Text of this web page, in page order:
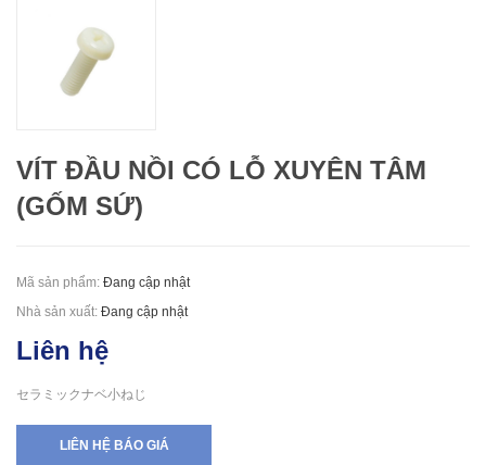
VÍT ĐẦU NỒI CÓ LỖ XUYÊN TÂM
(GỐM SỨ)
Mã sản phẩm: Đang cập nhật
Nhà sản xuất: Đang cập nhật
Liên hệ
セラミックナベ小ねじ
LIÊN HỆ BÁO GIÁ